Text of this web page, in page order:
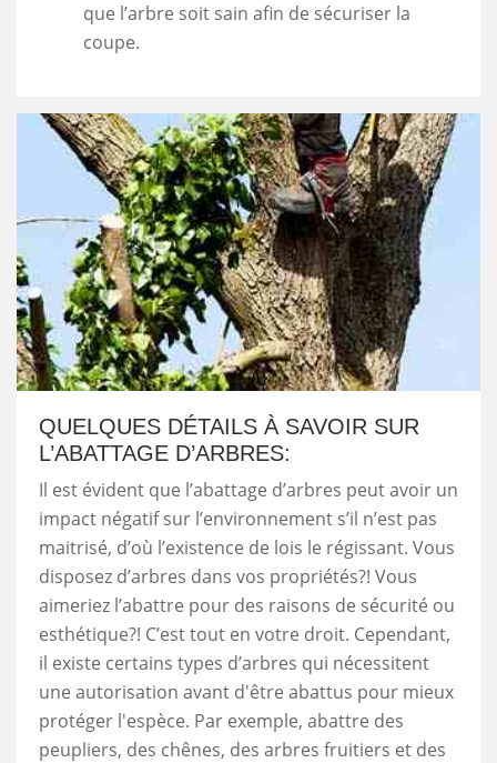
que l’arbre soit sain afin de sécuriser la
coupe.
QUELQUES DÉTAILS À SAVOIR SUR
L’ABATTAGE D’ARBRES:
Il est évident que l’abattage d’arbres peut avoir un
impact négatif sur l’environnement s’il n’est pas
maitrisé, d’où l’existence de lois le régissant. Vous
disposez d’arbres dans vos propriétés?! Vous
aimeriez l’abattre pour des raisons de sécurité ou
esthétique?! C’est tout en votre droit. Cependant,
il existe certains types d’arbres qui nécessitent
une autorisation avant d'être abattus pour mieux
protéger l'espèce. Par exemple, abattre des
peupliers, des chênes, des arbres fruitiers et des